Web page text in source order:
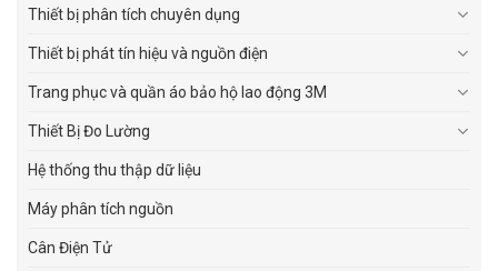
Thiết bị phân tích chuyên dụng
Thiết bị phát tín hiệu và nguồn điện
Trang phục và quần áo bảo hộ lao động 3M
Thiết Bị Đo Lường
Hệ thống thu thập dữ liệu
Máy phân tích nguồn
Cân Điện Tử